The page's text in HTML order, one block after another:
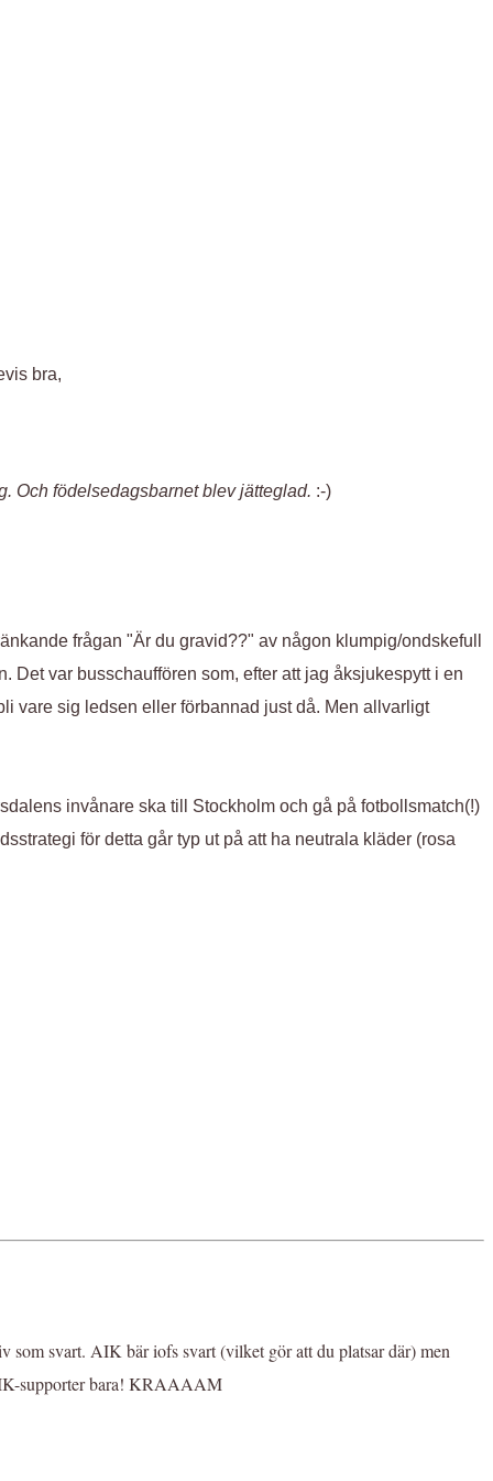
bra,
Och födelsedagsbarnet blev jätteglad. :-)
frågan "Är du gravid??" av någon klumpig/ondskefull
Det var busschauffören som, efter att jag åksjukespytt i en
vare sig ledsen eller förbannad just då. Men allvarligt
invånare ska till Stockholm och gå på fotbollsmatch(!)
för detta går typ ut på att ha neutrala kläder (rosa
som svart. AIK bär iofs svart (vilket gör att du platsar där) men
supporter bara! KRAAAAM